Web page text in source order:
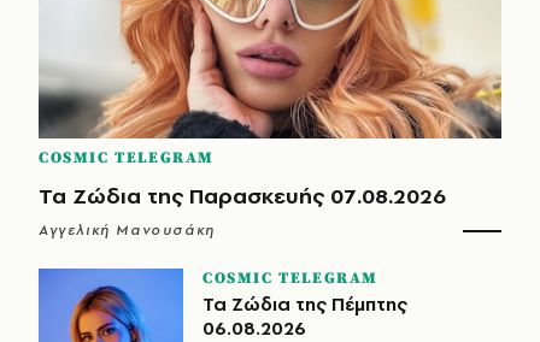
COSMIC TELEGRAM
Τα Ζώδια της Παρασκευής 07.08.2026
Αγγελική Μανουσάκη
COSMIC TELEGRAM
Τα Ζώδια της Πέμπτης
06.08.2026